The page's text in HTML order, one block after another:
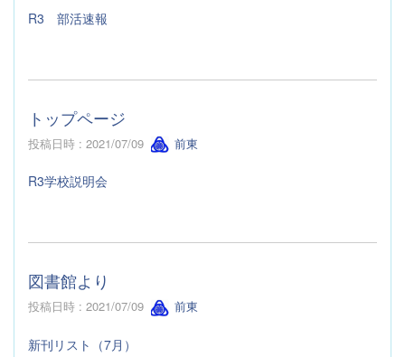
R3 部活速報
トップページ
投稿日時 : 2021/07/09 前東
R3学校説明会
図書館より
投稿日時 : 2021/07/09 前東
新刊リスト（7月）